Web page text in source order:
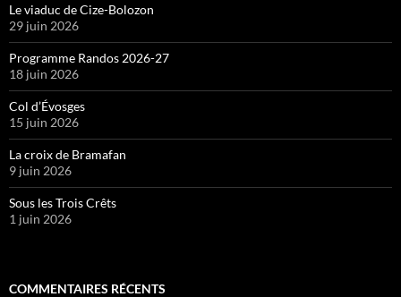
Le viaduc de Cize-Bolozon
29 juin 2026
Programme Randos 2026-27
18 juin 2026
Col d’Évosges
15 juin 2026
La croix de Bramafan
9 juin 2026
Sous les Trois Crêts
1 juin 2026
COMMENTAIRES RÉCENTS